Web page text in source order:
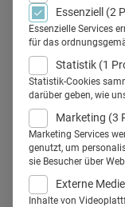
Von
und jetzt
Andreas
Februar
bei
Essenziell
(2
Essenzielle Services
für das
Statistik (1
Statistik-Cookies
darüber geben, wie
Marketing (3
Marketing Services
genutzt, um
sie Besucher über
Externe
Inhalte von